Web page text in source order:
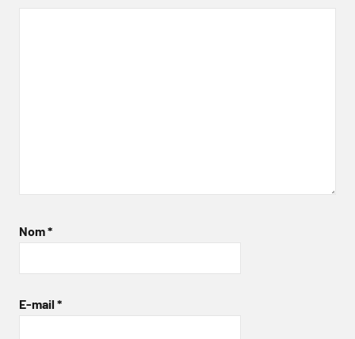
Nom*
E-mail *